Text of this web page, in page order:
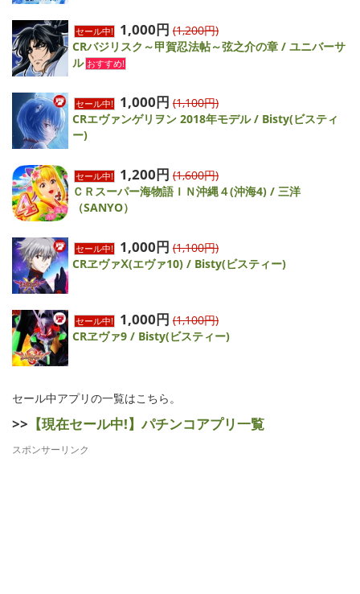
セール中! 1,000円 (1,200円)
CRバジリスク～甲賀忍法帖～弦之介の章 / ユニバーサ
ル おすすめ!
セール中! 1,000円 (1,100円)
CRエヴァンゲリヲン 2018年モデル / Bisty(ビスティ
ー)
セール中! 1,200円 (1,600円)
ＣＲスーパー海物語ＩＮ沖縄４(沖海4) / 三洋
（SANYO）
セール中! 1,000円 (1,100円)
CRヱヴァⅩ(エヴァ10) / Bisty(ビスティー)
セール中! 1,000円 (1,100円)
CRヱヴァ9 / Bisty(ビスティー)
セール中アプリの一覧はこちら。
>> 【現在セール中!】パチンコアプリ一覧
スポンサーリンク